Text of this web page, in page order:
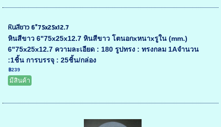
หินสีขาว 6"75x25x12.7
หินสีขาว 6"75x25x12.7 หินสีขาว โตนอกxหนาxรูใน (mm.)
6"75x25x12.7 ความละเอียด : 180 รูปทรง : ทรงกลม 1Aจำนวน
:1ชิ้น การบรรจุ : 25ชิ้น/กล่อง
฿239
มีสินค้า